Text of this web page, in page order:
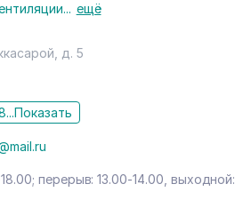
... ещё
, д. 5
Показать
перерыв: 13.00-14.00,